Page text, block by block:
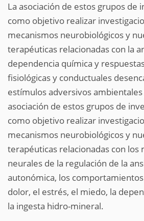
La asociación de estos grupos de
como objetivo realizar
mecanismos neurobiológicos y
terapéuticas relacionadas con la
dependencia química y
fisiológicas y conductuales
estímulos adversivos ambientales
asociación de estos grupos de
como objetivo realizar
mecanismos neurobiológicos y
terapéuticas relacionadas con los
neurales de la regulación de la
autonómica, los
dolor, el estrés, el miedo, la
la ingesta hidro-mineral.